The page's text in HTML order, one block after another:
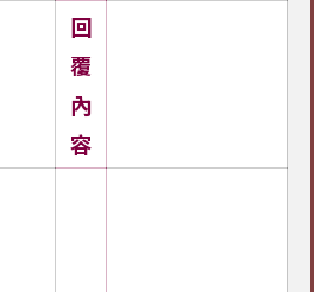
回
覆
內
容